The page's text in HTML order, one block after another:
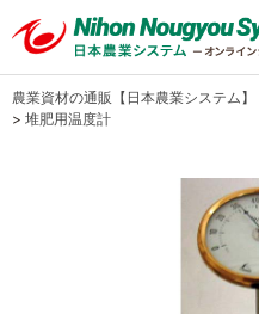
農業資材の通販【日本農業システム】
> 堆肥用温度計